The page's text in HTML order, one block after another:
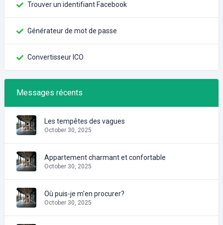
Trouver un identifiant Facebook
Générateur de mot de passe
Convertisseur ICO
Messages récents
Les tempêtes des vagues
October 30, 2025
Appartement charmant et confortable
October 30, 2025
Où puis-je m'en procurer?
October 30, 2025